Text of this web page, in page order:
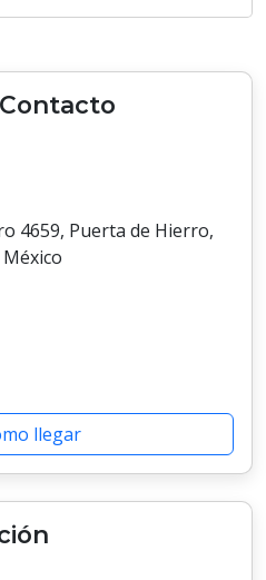
4659, Puerta de Hierro,
llegar